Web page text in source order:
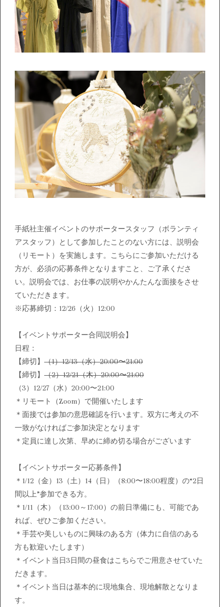
手紙社主催イベントのサポータースタッフ（ボランティ
アスタッフ）として参加したことのない方には、説明会
（リモート）を実施します。こちらにご参加いただける
方が、必須の応募条件となりますこと、ご了承くださ
い。説明会では、お仕事の説明やかんたんな面接をさせ
ていただきます。
※応募締切：12/26（火）12:00
【イベントサポーター合同説明会】
日程：
【締切】 （1）12/13（水）20:00〜21:00
【締切】 （2）12/21（木）20:00〜21:00
（3）12/27（水）20:00〜21:00
＊リモート（Zoom）で開催いたします
＊面接では参加の意思確認を行います。双方に考えの不
一致がなければご参加決定となります
＊定員に達し次第、早めに締め切る場合がございます
【イベントサポーター応募条件】
＊1/12（金）13（土）14（日）（8:00〜18:00程度）の“2日
間以上”参加できる方。
＊1/11（木）（13:00～17:00）の前日準備にも、可能であ
れば、ぜひご参加ください。
＊手芸や美しいものに興味のある方（体力に自信のある
方も歓迎いたします）
＊イベント当日3日間の昼食はこちらでご用意させていた
だきます。
＊イベント当日は基本的に現地集合、現地解散となりま
す。